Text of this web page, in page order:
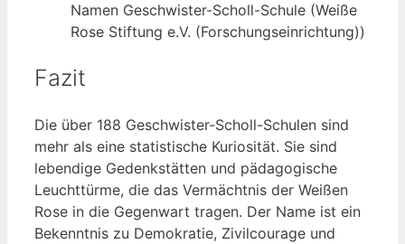
Namen Geschwister-Scholl-Schule (Weiße
Rose Stiftung e.V. (Forschungseinrichtung))
Fazit
Die über 188 Geschwister-Scholl-Schulen sind
mehr als eine statistische Kuriosität. Sie sind
lebendige Gedenkstätten und pädagogische
Leuchttürme, die das Vermächtnis der Weißen
Rose in die Gegenwart tragen. Der Name ist ein
Bekenntnis zu Demokratie, Zivilcourage und